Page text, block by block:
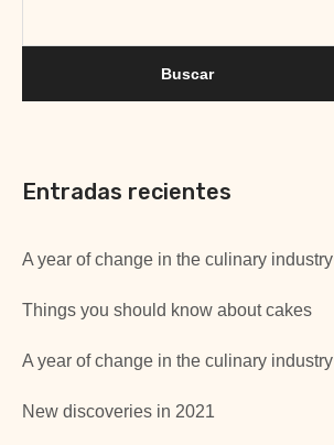
Entradas recientes
A year of change in the culinary industry
Things you should know about cakes
A year of change in the culinary industry
New discoveries in 2021